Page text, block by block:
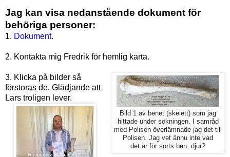
Jag kan visa nedanstående dokument för
behöriga personer:
1. Dokument.
2. Kontakta mig Fredrik för hemlig karta.
Bild 1 av benet (skelett) som jag
hittade under sökningen. I samråd
med Polisen överlämnade jag det till
Polisen. Jag vet ännu inte vad
det är för sorts ben, djur?
3. Klicka på bilder så
förstoras de. Glädjande att
Lars troligen lever.